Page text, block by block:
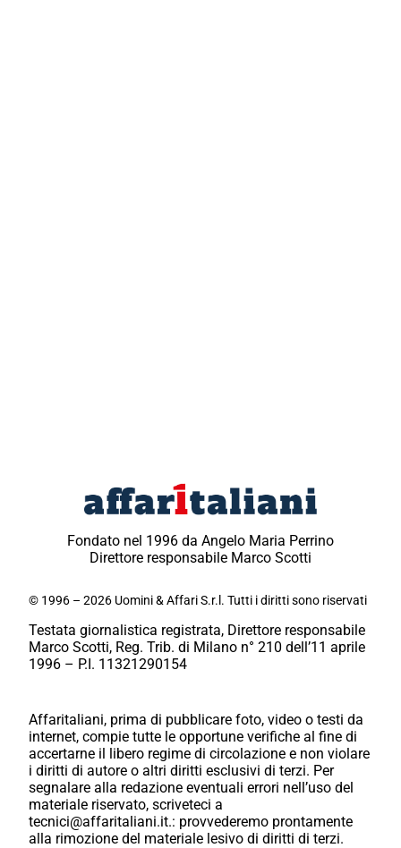
Fondato nel 1996 da Angelo Maria Perrino
Direttore responsabile Marco Scotti
© 1996 – 2026 Uomini & Affari S.r.l. Tutti i diritti sono riservati
Testata giornalistica registrata, Direttore responsabile
Marco Scotti, Reg. Trib. di Milano n° 210 dell’11 aprile
1996 – P.I. 11321290154
Affaritaliani, prima di pubblicare foto, video o testi da
internet, compie tutte le opportune verifiche al fine di
accertarne il libero regime di circolazione e non violare
i diritti di autore o altri diritti esclusivi di terzi. Per
segnalare alla redazione eventuali errori nell’uso del
materiale riservato, scriveteci a
tecnici@affaritaliani.it.: provvederemo prontamente
alla rimozione del materiale lesivo di diritti di terzi.